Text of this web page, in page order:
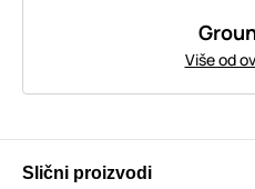
Više od
Slični proizvodi